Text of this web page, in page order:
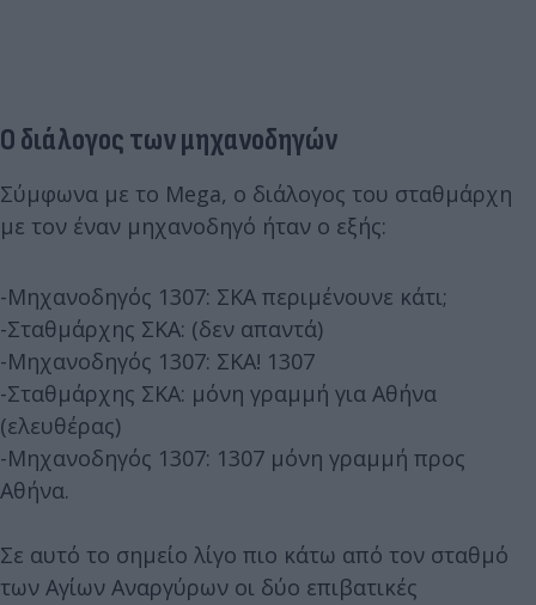
Ο διάλογος των μηχανοδηγών
Σύμφωνα με το Mega, ο διάλογος του σταθμάρχη
με τον έναν μηχανοδηγό ήταν ο εξής:
-Μηχανοδηγός 1307: ΣΚΑ περιμένουνε κάτι;
-Σταθμάρχης ΣΚΑ: (δεν απαντά)
-Μηχανοδηγός 1307: ΣΚΑ! 1307
-Σταθμάρχης ΣΚΑ: μόνη γραμμή για Αθήνα
(ελευθέρας)
-Μηχανοδηγός 1307: 1307 μόνη γραμμή προς
Αθήνα.
Σε αυτό το σημείο λίγο πιο κάτω από τον σταθμό
των Αγίων Αναργύρων οι δύο επιβατικές